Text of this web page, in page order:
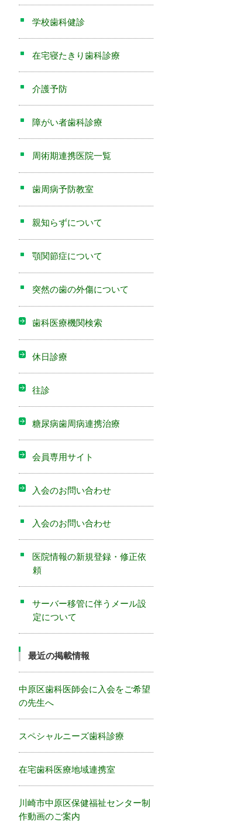
学校歯科健診
在宅寝たきり歯科診療
介護予防
障がい者歯科診療
周術期連携医院一覧
歯周病予防教室
親知らずについて
顎関節症について
突然の歯の外傷について
歯科医療機関検索
休日診療
往診
糖尿病歯周病連携治療
会員専用サイト
入会のお問い合わせ
入会のお問い合わせ
医院情報の新規登録・修正依
頼
サーバー移管に伴うメール設
定について
最近の掲載情報
中原区歯科医師会に入会をご希望
の先生へ
スペシャルニーズ歯科診療
在宅歯科医療地域連携室
川崎市中原区保健福祉センター制
作動画のご案内